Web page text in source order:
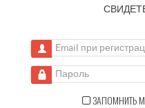
Email при
Пароль
ЗАПОМНИТЬ